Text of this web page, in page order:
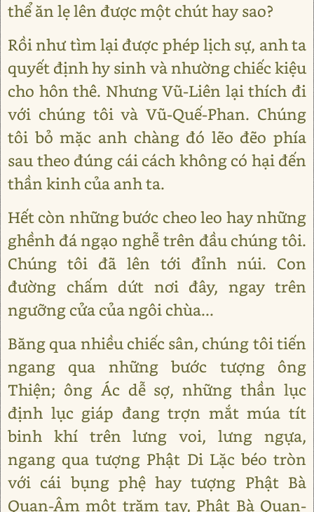
thể ăn lẹ lên được một chút hay sao?
Rồi như tìm lại được phép lịch sự, anh ta
quyết định hy sinh và nhường chiếc kiệu
cho hôn thê. Nhưng Vũ-Liên lại thích đi
với chúng tôi và Vũ-Quế-Phan. Chúng
tôi bỏ mặc anh chàng đó lẽo đẽo phía
sau theo đúng cái cách không có hại đến
thần kinh của anh ta.
Hết còn những bước cheo leo hay những
ghềnh đá ngạo nghễ trên đầu chúng tôi.
Chúng tôi đã lên tới đỉnh núi. Con
đường chấm dứt nơi đây, ngay trên
ngưỡng cửa của ngôi chùa...
Băng qua nhiều chiếc sân, chúng tôi tiến
ngang qua những bước tượng ông
Thiện; ông Ác dễ sợ, những thần lục
định lục giáp đang trợn mắt múa tít
binh khí trên lưng voi, lưng ngựa,
ngang qua tượng Phật Di Lặc béo tròn
với cái bụng phệ hay tượng Phật Bà
Quan-Âm một trăm tay, Phật Bà Quan-